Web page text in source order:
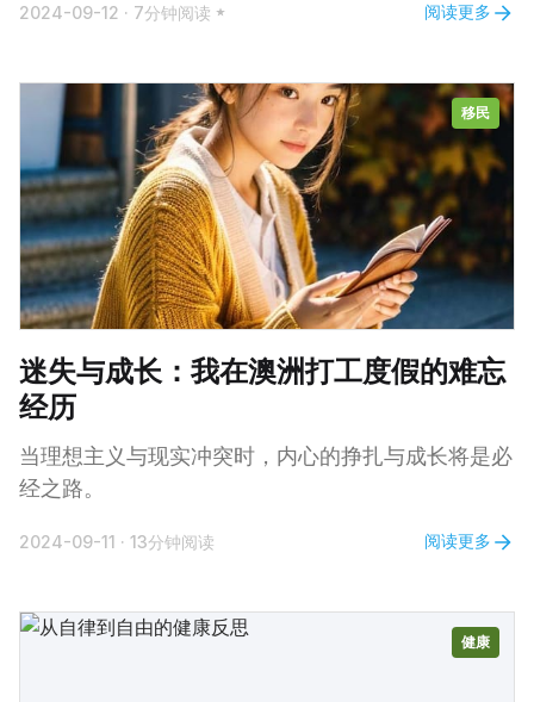
2024-09-12 · 7分钟阅读 阅读更多
移民
迷失与成长：我在澳洲打工度假的难忘
经历
当理想主义与现实冲突时，内心的挣扎与成长将是必
经之路。
2024-09-11 · 13分钟阅读 阅读更多
健康